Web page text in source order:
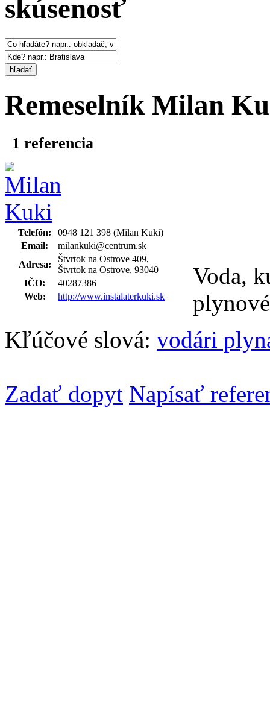
skúsenosť
hľadať
Remeselník Milan
1 referencia
Telefón:
0948 121 398 (Milan Kuki)
Email:
milankuki@centrum.sk
Adresa:
Štvrtok na Ostrove 409,
Štvrtok na Ostrove, 93040
IČO:
40287386
Web:
http://www.instalaterkuki.sk
Voda,
Kľúčové slová: vodári
Zadať dopyt Napísať